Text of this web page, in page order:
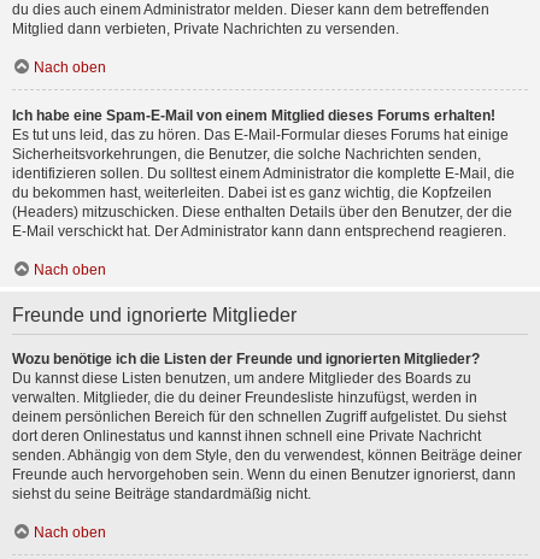
du dies auch einem Administrator melden. Dieser kann dem betreffenden
Mitglied dann verbieten, Private Nachrichten zu versenden.
Nach oben
Ich habe eine Spam-E-Mail von einem Mitglied dieses Forums erhalten!
Es tut uns leid, das zu hören. Das E-Mail-Formular dieses Forums hat einige
Sicherheitsvorkehrungen, die Benutzer, die solche Nachrichten senden,
identifizieren sollen. Du solltest einem Administrator die komplette E-Mail, die
du bekommen hast, weiterleiten. Dabei ist es ganz wichtig, die Kopfzeilen
(Headers) mitzuschicken. Diese enthalten Details über den Benutzer, der die
E-Mail verschickt hat. Der Administrator kann dann entsprechend reagieren.
Nach oben
Freunde und ignorierte Mitglieder
Wozu benötige ich die Listen der Freunde und ignorierten Mitglieder?
Du kannst diese Listen benutzen, um andere Mitglieder des Boards zu
verwalten. Mitglieder, die du deiner Freundesliste hinzufügst, werden in
deinem persönlichen Bereich für den schnellen Zugriff aufgelistet. Du siehst
dort deren Onlinestatus und kannst ihnen schnell eine Private Nachricht
senden. Abhängig von dem Style, den du verwendest, können Beiträge deiner
Freunde auch hervorgehoben sein. Wenn du einen Benutzer ignorierst, dann
siehst du seine Beiträge standardmäßig nicht.
Nach oben